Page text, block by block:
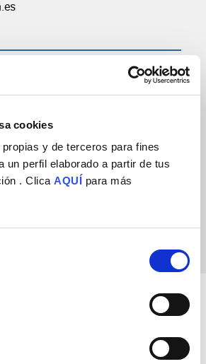
cookies
y de terceros para fines
un perfil elaborado a partir de tus
. Clica AQUÍ para más